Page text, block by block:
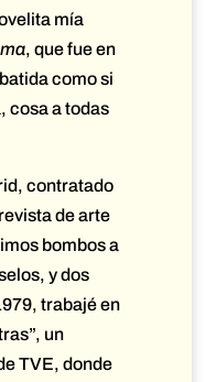
mía
, que fue en
como si
cosa a todas
contratado
de arte
bombos a
y dos
trabajé en
un
TVE, donde